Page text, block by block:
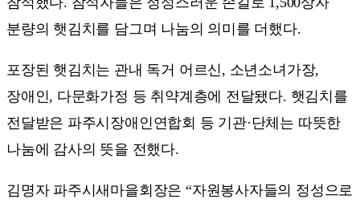
분량의 햇김치를 담그며 나눔의 의미를 더했다.
포장된 햇김치는 관내 독거 어르신, 소년소녀가장,
장애인, 다문화가정 등 취약계층에 전달됐다. 햇김치를
전달받은 파주시장애인연합회 등 기관·단체는 따뜻한
나눔에 감사의 뜻을 전했다.
김명자 파주시새마을회장은 “자원봉사자들의 정성으로